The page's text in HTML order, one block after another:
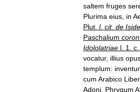
saltem fruges
Plurima eius in
Plut l. cit. de Iside
Paschalium coron
Idololatriae l 1 c
vocatur, illius
templum:
cum Arabico
Adoni Phrygum